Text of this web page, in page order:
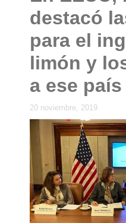
destacó
para el
limón y
a ese país
20 noviembre, 2019